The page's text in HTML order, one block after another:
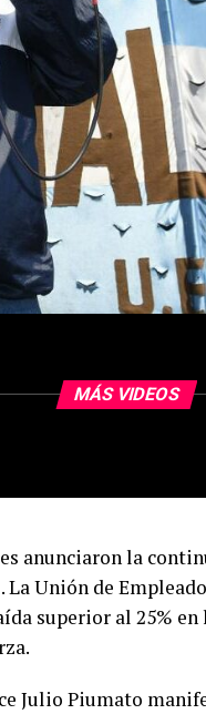
MÁS VIDEOS
anunciaron la
Unión de
superior al 25%
Julio Piumato